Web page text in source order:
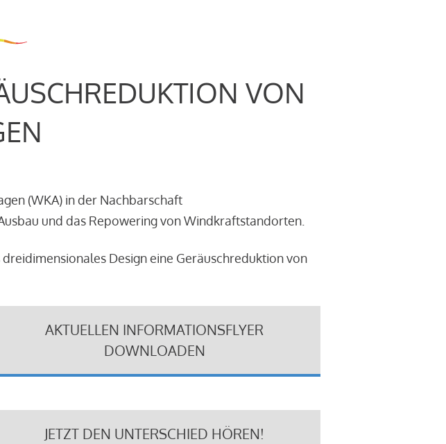
VON
(WKA) in der Nachbarschaft
und das Repowering von Windkraftstandorten.
Design eine Geräuschreduktion von
AKTUELLEN INFORMATIONSFLYER
DOWNLOADEN
JETZT DEN UNTERSCHIED HÖREN!